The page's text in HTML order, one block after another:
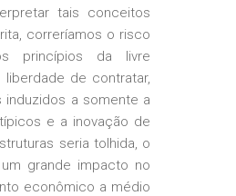
tais conceitos
correríamos o risco
princípios da livre
liberdade de contratar,
induzidos a somente a
e a inovação de
seria tolhida, o
grande impacto no
econômico a médio